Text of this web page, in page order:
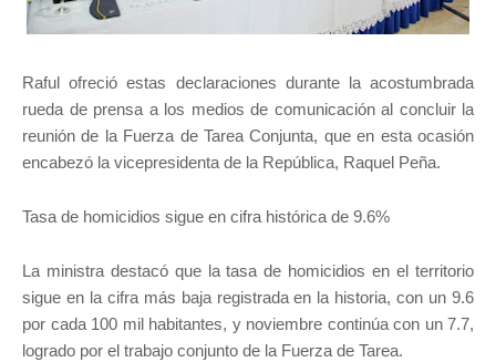
Raful ofreció estas declaraciones durante la acostumbrada
rueda de prensa a los medios de comunicación al concluir la
reunión de la Fuerza de Tarea Conjunta, que en esta ocasión
encabezó la vicepresidenta de la República, Raquel Peña.
Tasa de homicidios sigue en cifra histórica de 9.6%
La ministra destacó que la tasa de homicidios en el territorio
sigue en la cifra más baja registrada en la historia, con un 9.6
por cada 100 mil habitantes, y noviembre continúa con un 7.7,
logrado por el trabajo conjunto de la Fuerza de Tarea.